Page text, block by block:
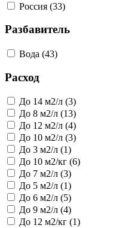
Россия (33)
Разбавитель
Вода (43)
Расход
До 14 м2/л (3)
До 8 м2/л (13)
До 12 м2/л (4)
До 10 м2/л (3)
До 3 м2/л (1)
До 10 м2/кг (6)
До 7 м2/л (3)
До 5 м2/л (1)
До 6 м2/л (5)
До 9 м2/л (4)
До 12 м2/кг (1)